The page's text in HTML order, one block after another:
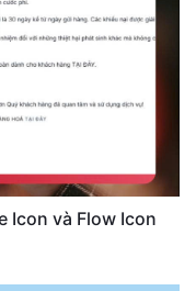
Icon và Flow Icon